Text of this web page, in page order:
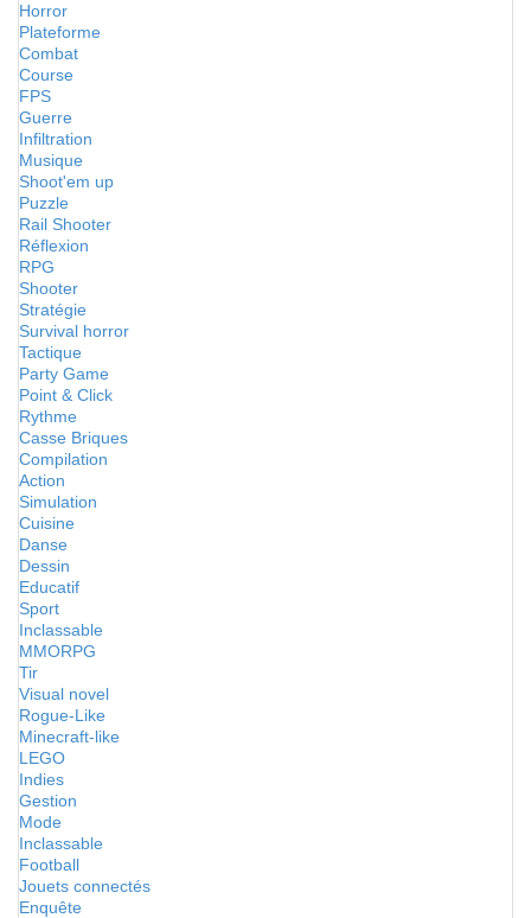
Horror
Plateforme
Combat
Course
FPS
Guerre
Infiltration
Musique
Shoot'em up
Puzzle
Rail Shooter
Réflexion
RPG
Shooter
Stratégie
Survival horror
Tactique
Party Game
Point & Click
Rythme
Casse Briques
Compilation
Action
Simulation
Cuisine
Danse
Dessin
Educatif
Sport
Inclassable
MMORPG
Tir
Visual novel
Rogue-Like
Minecraft-like
LEGO
Indies
Gestion
Mode
Inclassable
Football
Jouets connectés
Enquête